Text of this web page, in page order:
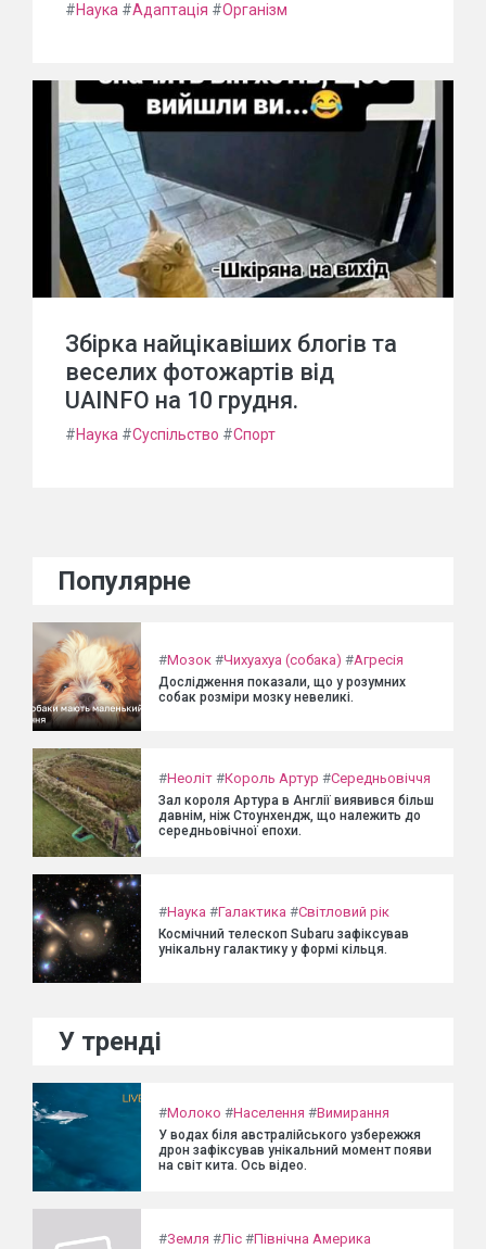
#Наука #Адаптація #Організм
Збірка найцікавіших блогів та
веселих фотожартів від
UAINFO на 10 грудня.
#Наука #Суспільство #Спорт
Популярне
#Мозок #Чихуахуа (собака) #Агресія
Дослідження показали, що у розумних
собак розміри мозку невеликі.
#Неоліт #Король Артур #Середньовіччя
Зал короля Артура в Англії виявився більш
давнім, ніж Стоунхендж, що належить до
середньовічної епохи.
#Наука #Галактика #Світловий рік
Космічний телескоп Subaru зафіксував
унікальну галактику у формі кільця.
У тренді
#Молоко #Населення #Вимирання
У водах біля австралійського узбережжя
дрон зафіксував унікальний момент появи
на світ кита. Ось відео.
#Земля #Ліс #Північна Америка